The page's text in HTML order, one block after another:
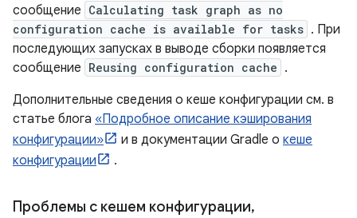
сообщение Calculating task graph as no
configuration cache is available for tasks . При
последующих запусках в выводе сборки появляется
сообщение Reusing configuration cache .
Дополнительные сведения о кеше конфигурации см. в
статье блога «Подробное описание кэширования
конфигурации»
и в документации Gradle о кеше
конфигурации
.
Проблемы с кешем конфигурации,